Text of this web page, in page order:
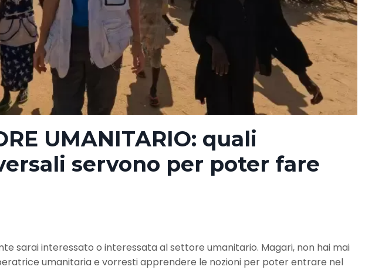
UMANITARIO: quali
servono per poter fare
sarai interessato o interessata al settore umanitario. Magari, non hai mai
umanitaria e vorresti apprendere le nozioni per poter entrare nel